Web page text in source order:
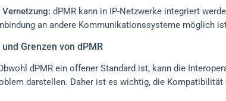
Vernetzung: dPMR kann in IP-Netzwerke integriert
an andere Kommunikationssysteme möglich
Grenzen von dPMR
dPMR ein offener Standard ist, kann die
darstellen. Daher ist es wichtig, die Kompatibilität